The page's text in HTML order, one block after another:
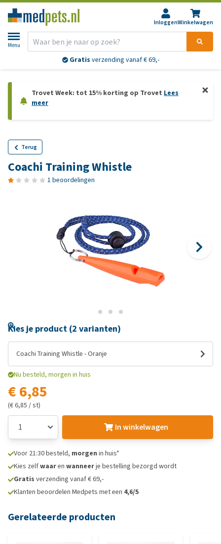
InloggenWinkelwagen
Menu
Gratis verzending vanaf € 69,-
Trovet Week: tot 15% korting op Trovet Lees
meer
Terug
Coachi Training Whistle
1 beoordelingen
Kies je product (2 varianten)
Coachi Training Whistle - Oranje
Nu besteld, morgen in huis
€ 6,85
(€ 6,85 / st)
In winkelwagen
Voor 21:30 besteld, morgen in huis*
Kies zelfwaaren wanneerje bestelling bezorgd wordt
Gratis verzending vanaf € 69,-
Klanten beoordelen Medpets met een 4,6/5
Gerelateerde producten